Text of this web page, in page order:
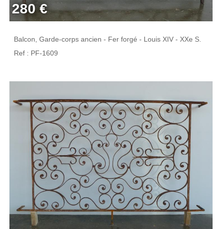
280 €
Balcon, Garde-corps ancien - Fer forgé - Louis XIV - XXe S.
Ref : PF-1609